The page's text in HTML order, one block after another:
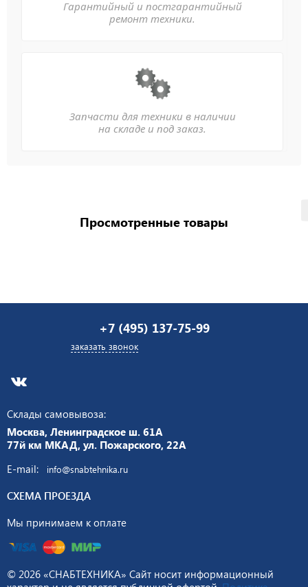
Гарантийный и постгарантийный
ремонт техники.
Запчасти для техники в наличии
на складе и под заказ.
Просмотренные товары
+7 (495) 137-75-99
заказать звонок
Склады самовывоза:
Москва, Ленинградское ш. 61А
77й км МКАД, ул. Пожарского, 22А
E-mail:
info@snabtehnika.ru
СХЕМА ПРОЕЗДА
Мы принимаем к оплате
© 2026 «СНАБТЕХНИКА» Сайт носит информационный